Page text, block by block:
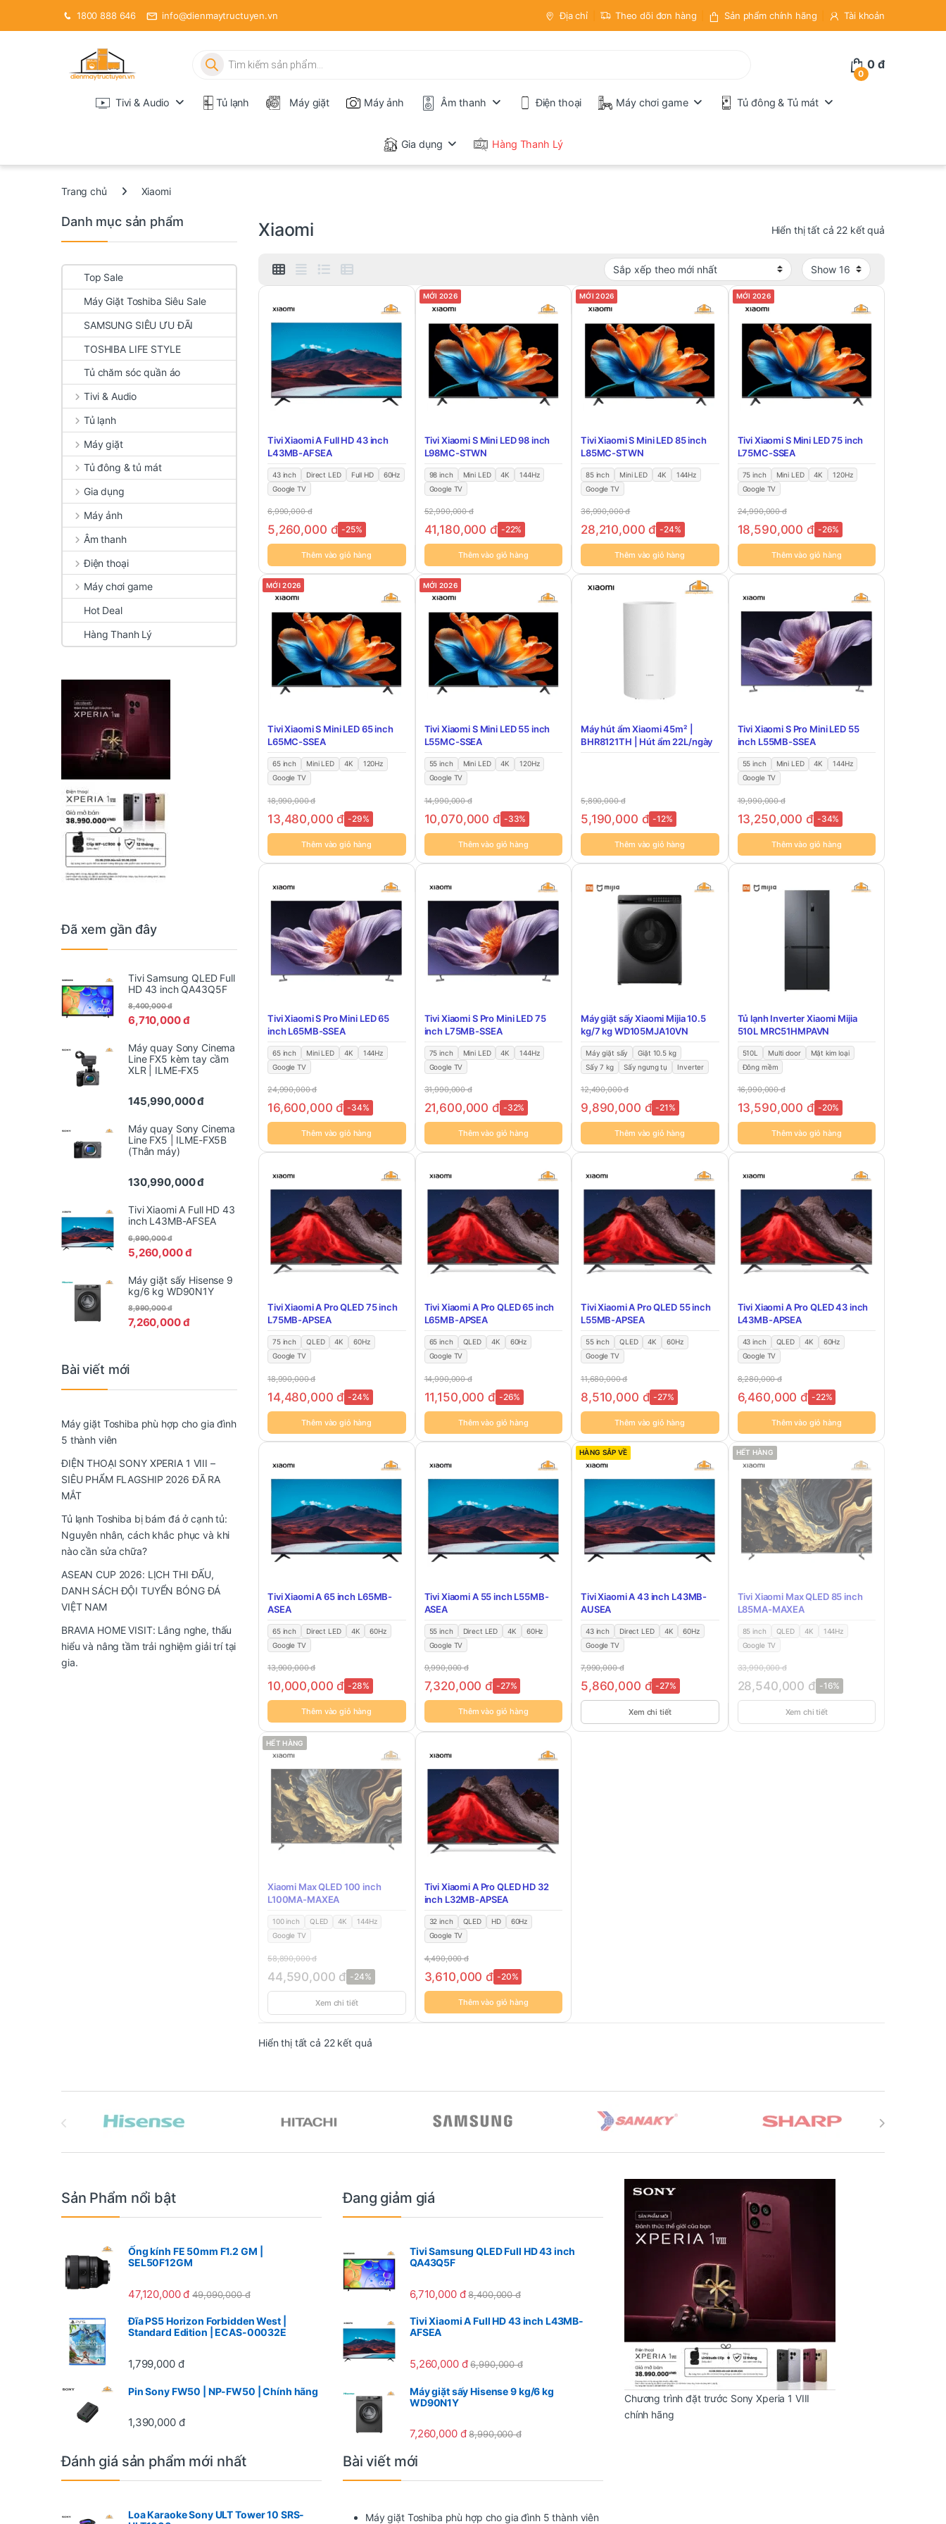
1800 888 646 info@dienmaytructuyen.vn Địa chỉ Theo dõi đơn hàng Sản phẩm chính hãng Tài khoản
Tìm kiếm sản phẩm
0
0đ
Tivi & Audio Tủ lạnh Máy giặt Máy ảnh Âm thanh Điện thoại Máy chơi game Tủ đông & Tủ mát
Gia dụng Hàng Thanh Lý
Trang chủ Xiaomi
Xiaomi Hiển thị tất cả 22 kết quả
Tivi Xiaomi A Full HD 43 inch
L43MB-AFSEA
43 inch Direct LED Full HD
60Hz
Google TV
6,990,000đ
5,260,000 đ -25%
Thêm vào giỏ hàng
MỚI 2026
Tivi Xiaomi S Mini LED 98 inch
L98MC-STWN
98 inch Mini LED 4K
144Hz
Google TV
52,990,000đ
41,180,000 đ -22%
Thêm vào giỏ hàng
MỚI 2026
Tivi Xiaomi S Mini LED 85 inch
L85MC-STWN
85 inch Mini LED 4K
144Hz
Google TV
36,990,000đ
28,210,000đ -24%
Thêm vào giỏ hàng
MỚI 2026
Tivi Xiaomi S Mini LED 75 inch
L75MC-SSEA
75 inch Mini LED 4K
120Hz
Google TV
24,990,000đ
18,590,000 đ -26%
Thêm vào giỏ hàng
MỚI 2026
Tivi Xiaomi S Mini LED 65 inch
L65MC-SSEA
65 inch Mini LED 4K
120Hz
Google TV
18,990,000đ
13,480,000đ -29%
Thêm vào giỏ hàng
MỚI 2026
Tivi Xiaomi S Mini LED 55 inch
L55MC-SSEA
55 inch Mini LED 4K
120Hz
Google TV
14,990,000đ
10,070,000 đ -33%
Thêm vào giỏ hàng
Máy hút ẩm Xiaomi 45m² |
BHR8121TH | Hút ẩm 22L/ngày
5,890,000đ
5,190,000 đ -12%
Thêm vào giỏ hàng
Tivi Xiaomi S Pro Mini LED 55
inch L55MB-SSEA
55 inch Mini LED 4K
144Hz
Google TV
19,990,000đ
13,250,000 đ -34%
Thêm vào giỏ hàng
Tivi Xiaomi S Pro Mini LED 65
inch L65MB-SSEA
65 inch Mini LED 4K
144Hz
Google TV
24,990,000đ
16,600,000đ -34%
Thêm vào giỏ hàng
Tivi Xiaomi S Pro Mini LED 75
inch L75MB-SSEA
75 inch Mini LED 4K
144Hz
Google TV
31,990,000đ
21,600,000 đ -32%
Thêm vào giỏ hàng
Máy giặt sấy Xiaomi Mijia 10.5
kg/7 kg WD105MJA10VN
Máy giặt sấy
Giặt 10.5 kg
Sấy 7 kg
Sấy ngưng tụ Inverter
12,490,000đ
9,890,000 đ -21%
Thêm vào giỏ hàng
Tủ lạnh Inverter Xiaomi Mijia
510L MRC51HMPAVN
510L Multi door
Mặt kim loại
Đông mềm
16,990,000đ
13,590,000 đ -20%
Thêm vào giỏ hàng
Tivi Xiaomi A Pro QLED 75 inch
L75MB-APSEA
75 inch QLED 4K
60Hz
Google TV
18,990,000đ
14,480,000đ -24%
Thêm vào giỏ hàng
Tivi Xiaomi A Pro QLED 65 inch
L65MB-APSEA
65 inch QLED 4K
60Hz
Google TV
14,990,000đ
11,150,000 đ -26%
Thêm vào giỏ hàng
Tivi Xiaomi A Pro QLED 55 inch
L55MB-APSEA
55 inch QLED 4K
60Hz
Google TV
11,680,000đ
8,510,000 đ -27%
Thêm vào giỏ hàng
Tivi Xiaomi A Pro QLED 43 inch
L43MB-APSEA
43 inch QLED 4K
60Hz
Google TV
8,280,000đ
6,460,000đ -22%
Thêm vào giỏ hàng
Tivi Xiaomi A 65 inch L65MB-
ASEA
65 inch Direct LED 4K
60Hz
Google TV
13,900,000đ
10,000,000đ -28%
Thêm vào giỏ hàng
Tivi Xiaomi A 55 inch L55MB-
ASEA
55 inch Direct LED 4K
60Hz
Google TV
9,990,000đ
7,320,000đ -27%
Thêm vào giỏ hàng
HÀNG SẮP VỀ
Tivi Xiaomi A 43 inch L43MB-
AUSEA
43 inch Direct LED 4K
60Hz
Google TV
7,990,000đ
5,860,000 đ -27%
Xem chi tiết
HẾT HÀNG
Tivi Xiaomi Max QLED 85 inch
L85MA-MAXEA
85 inch QLED 4K
144Hz
Google TV
33,990,000đ
28,540,000 đ -16%
Xem chi tiết
HẾT HÀNG
Xiaomi Max QLED 100 inch
L100MA-MAXEA
100 inch QLED 4K
144Hz
Google TV
58,890,000đ
44,590,000 đ -24%
Xem chi tiết
Tivi Xiaomi A Pro QLED HD 32
inch L32MB-APSEA
32 inch QLED HD
60Hz
Google TV
4,490,000đ
3,610,000đ -20%
Thêm vào giỏ hàng
Hiển thị tất cả 22 kết quảĐã sắp xếp theo mới nhất
Danh mục sản phẩm
Top Sale
Máy Giặt Toshiba Siêu Sale
SAMSUNG SIÊU ƯU ĐÃI
TOSHIBA LIFE STYLE
Tủ chăm sóc quần áo
Tivi & Audio
Tủ lạnh
Máy giặt
Tủ đông & tủ mát
Gia dụng
Máy ảnh
Âm thanh
Điện thoại
Máy chơi game
Hot Deal
Hàng Thanh Lý
Đã xem gần đây
Tivi Samsung QLED Full
HD 43 inch QA43Q5F
6,710,000đ
8,400,000đ
Máy quay Sony Cinema
Line FX5 kèm tay cầm
XLR | ILME-FX5
145,990,000đ
Máy quay Sony Cinema
Line FX5 | ILME-FX5B
(Thân máy)
130,990,000đ
Tivi Xiaomi A Full HD 43
inch L43MB-AFSEA
5,260,000đ
6,990,000đ
Máy giặt sấy Hisense 9
kg/6 kg WD90N1Y
7,260,000đ
8,990,000đ
Bài viết mới
Máy giặt Toshiba phù hợp cho gia đình
5 thành viên
ĐIỆN THOẠI SONY XPERIA 1 VIII –
SIÊU PHẨM FLAGSHIP 2026 ĐÃ RA
MẮT
Tủ lạnh Toshiba bị bám đá ở cạnh tủ:
Nguyên nhân, cách khắc phục và khi
nào cần sửa chữa?
ASEAN CUP 2026: LỊCH THI ĐẤU,
DANH SÁCH ĐỘI TUYỂN BÓNG ĐÁ
VIỆT NAM
BRAVIA HOME VISIT: Lắng nghe, thấu
hiểu và nâng tầm trải nghiệm giải trí tại
gia.
Sản Phẩm nổi bật
Ống kính FE 50mm F1.2 GM |
SEL50F12GM
47,120,000đ 49,090,000đ
Đĩa PS5 Horizon Forbidden West |
Standard Edition | ECAS-00032E
1,799,000 đ
Pin Sony FW50 | NP-FW50 | Chính hãng
1,390,000 đ
Đang giảm giá
Tivi Samsung QLED Full HD 43 inch
QA43Q5F
6,710,000 đ 8,400,000đ
Tivi Xiaomi A Full HD 43 inch L43MB-
AFSEA
5,260,000 đ 6,990,000đ
Máy giặt sấy Hisense 9 kg/6 kg
WD90N1Y
7,260,000 đ 8,990,000đ
Chương trình đặt trước Sony Xperia 1 VIII
chính hãng
Đánh giá sản phẩm mới nhất
Loa Karaoke Sony ULT Tower 10 SRS-
Bài viết mới
Máy giặt Toshiba phù hợp cho gia đình 5 thành viên